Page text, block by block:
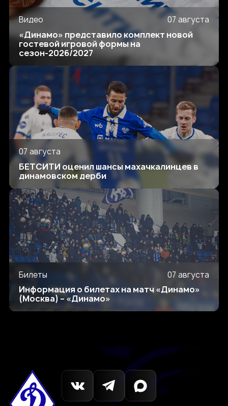
Видео 07 августа
«Динамо» представило комплект новой
гостевой игровой формы на
сезон-2026/2027
07 августа
БЕТСИТИ оценил шансы махачкалинцев в
динамовском дерби
Билеты 07 августа
Информация о билетах на матч «Динамо»
(Москва) – «Динамо»